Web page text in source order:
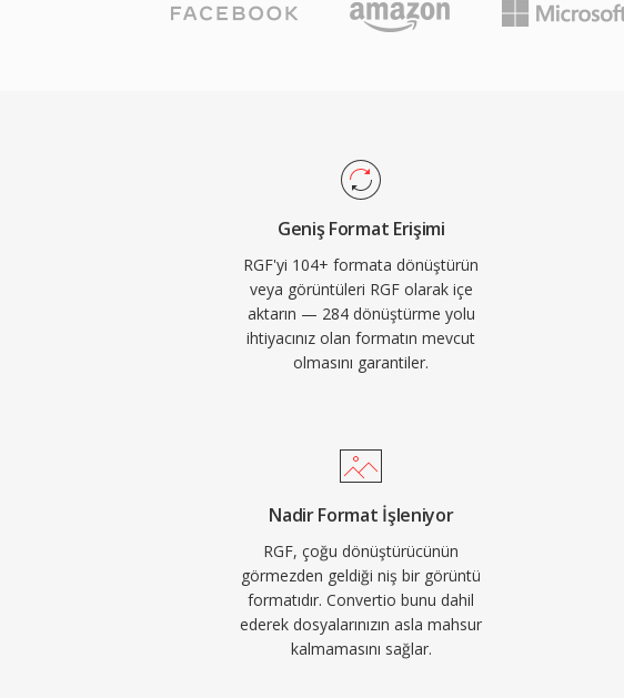
Geniş Format Erişimi
RGF'yi 104+ formata dönüştürün
veya görüntüleri RGF olarak içe
aktarın — 284 dönüştürme yolu
ihtiyacınız olan formatın mevcut
olmasını garantiler.
Nadir Format İşleniyor
RGF, çoğu dönüştürücünün
görmezden geldiği niş bir görüntü
formatıdır. Convertio bunu dahil
ederek dosyalarınızın asla mahsur
kalmamasını sağlar.